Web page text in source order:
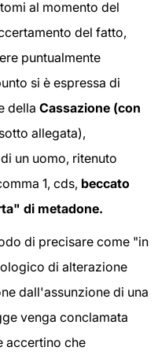
al momento del
del fatto,
puntualmente
si è espressa di
della Cassazione (con
allegata),
un uomo, ritenuto
1, cds, beccato
di metadone.
di precisare come "in
di alterazione
dall'assunzione di una
venga conclamata
accertino che